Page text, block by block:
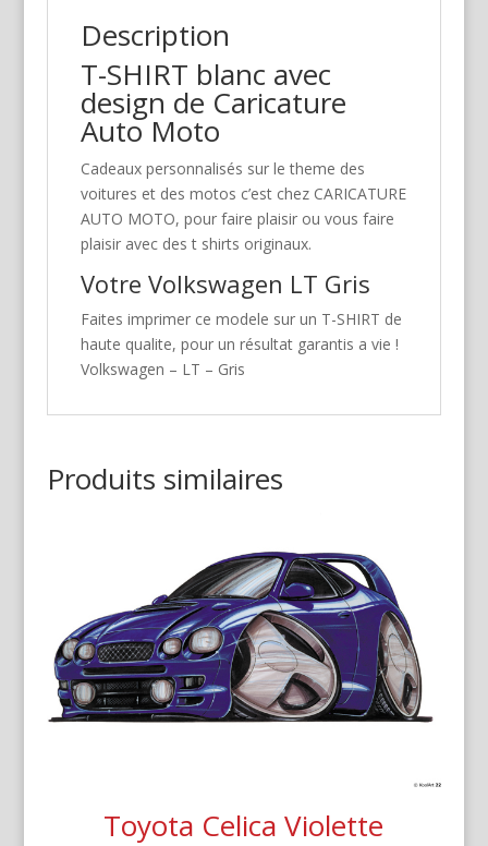
Description
T-SHIRT blanc avec
design de Caricature
Auto Moto
Cadeaux personnalisés sur le theme des
voitures et des motos c’est chez CARICATURE
AUTO MOTO, pour faire plaisir ou vous faire
plaisir avec des t shirts originaux.
Votre Volkswagen LT Gris
Faites imprimer ce modele sur un T-SHIRT de
haute qualite, pour un résultat garantis a vie !
Volkswagen – LT – Gris
Produits similaires
Toyota Celica Violette